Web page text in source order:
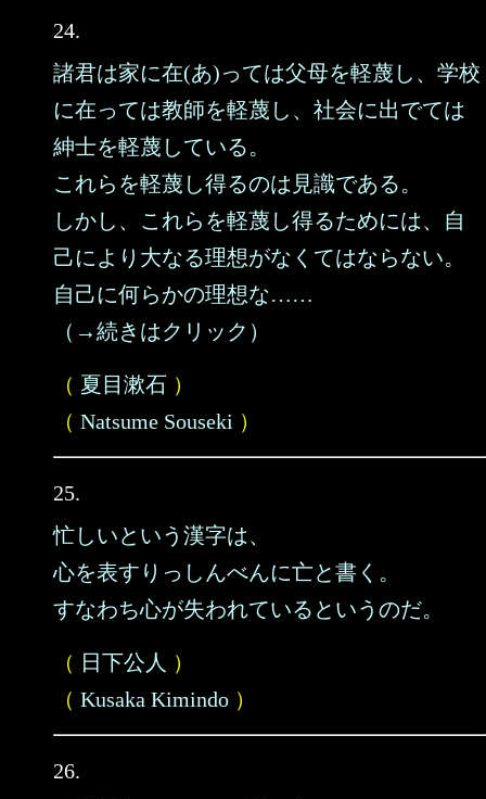
24.
諸君は家に在(あ)っては父母を軽蔑し、学校
に在っては教師を軽蔑し、社会に出でては
紳士を軽蔑している。
これらを軽蔑し得るのは見識である。
しかし、これらを軽蔑し得るためには、自
己により大なる理想がなくてはならない。
自己に何らかの理想な……
（→続きはクリック）
（ 夏目漱石 ）
（ Natsume Souseki ）
25.
忙しいという漢字は、
心を表すりっしんべんに亡と書く。
すなわち心が失われているというのだ。
（ 日下公人 ）
（ Kusaka Kimindo ）
26.